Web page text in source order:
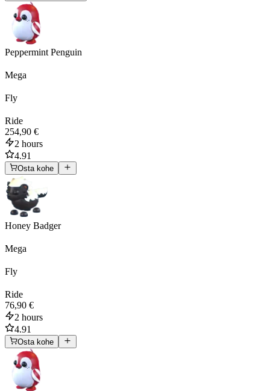
Peppermint Penguin
Mega
Fly
Ride
254,90 €
2 hours
4.91
Osta kohe
Honey Badger
Mega
Fly
Ride
76,90 €
2 hours
4.91
Osta kohe